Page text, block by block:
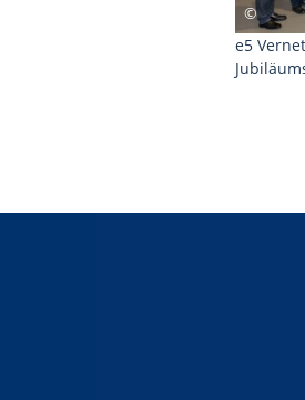
e5